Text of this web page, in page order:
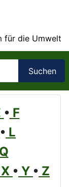
für die Umwelt
Suchen
• F
• L
Q
X • Y • Z